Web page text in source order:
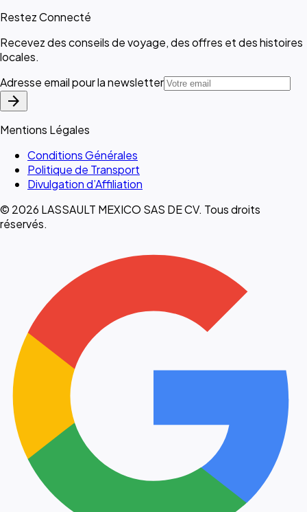
Restez Connecté
Recevez des conseils de voyage, des offres et des histoires
locales.
Adresse email pour la newsletter
arrow_forward
Mentions Légales
Conditions Générales
Politique de Transport
Divulgation d’Affiliation
© 2026 LASSAULT MEXICO SAS DE CV. Tous droits
réservés.